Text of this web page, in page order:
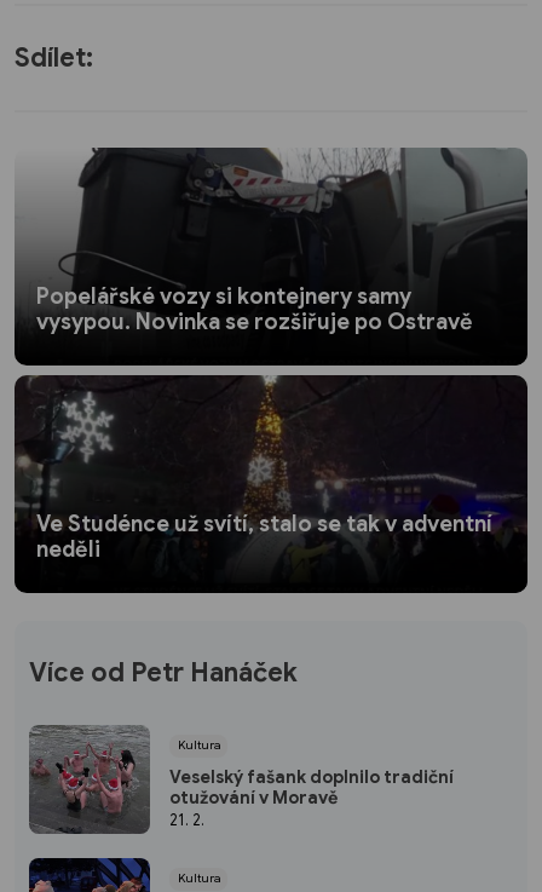
Sdílet:
Popelářské vozy si kontejnery samy
vysypou. Novinka se rozšiřuje po Ostravě
Ve Studénce už svítí, stalo se tak v adventní
neděli
Více od Petr Hanáček
Kultura
Veselský fašank doplnilo tradiční
otužování v Moravě
21. 2.
Kultura